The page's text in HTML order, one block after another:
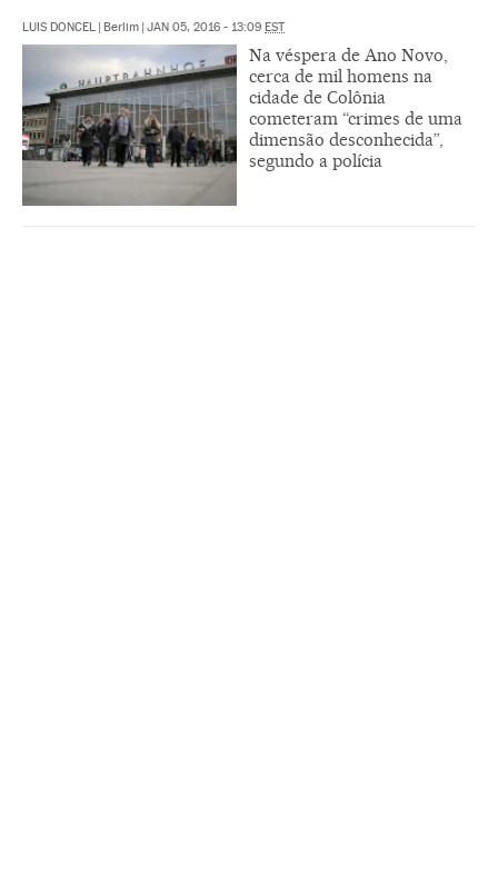
LUIS DONCEL | Berlim | JAN 05, 2016 - 13:09 EST
Na véspera de Ano Novo,
cerca de mil homens na
cidade de Colônia
cometeram “crimes de uma
dimensão desconhecida”,
segundo a polícia